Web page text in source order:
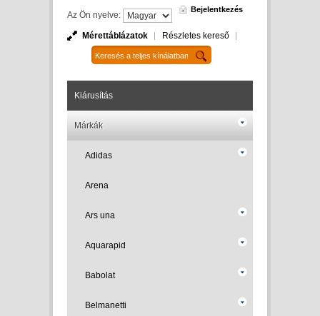
Az Ön nyelve:
Bejelentkezés
Mérettáblázatok Részletes kereső
Kiárusítás
Márkák
Adidas
Arena
Ars una
Aquarapid
Babolat
Belmanetti